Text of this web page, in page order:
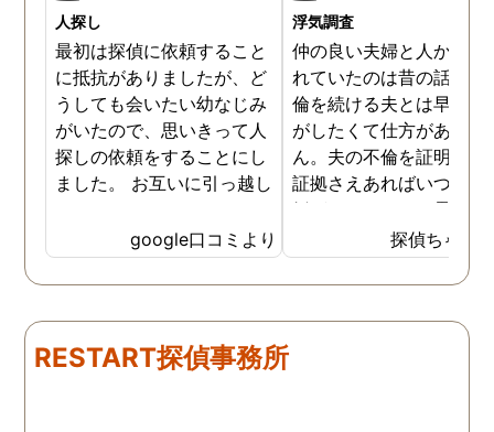
人探し
最初は探偵に依頼すること
に抵抗がありましたが、ど
うしても会いたい幼なじみ
がいたので、思いきって人
探しの依頼をすることにし
ました。 お互いに引っ越し
いる情報も少なかったの
で、難しいかなと思ってい
たのですが、見事に探して
ました。うれしくてお互い
に涙の再会でした。 対応し
google口コミより
浮気調査
仲の良い夫婦と人から言
れていたのは昔の話で、
倫を続ける夫とは早く離
がしたくて仕方がありま
ん。夫の不倫を証明でき
証拠さえあればいつでも
婚ができるのにと愚痴を
ぼしていると、姉が探偵
不倫の証拠集めを依頼し
くれました。探偵事務所
にも関わらず、相談員の
探偵ちゃん
RESTART探偵事務所